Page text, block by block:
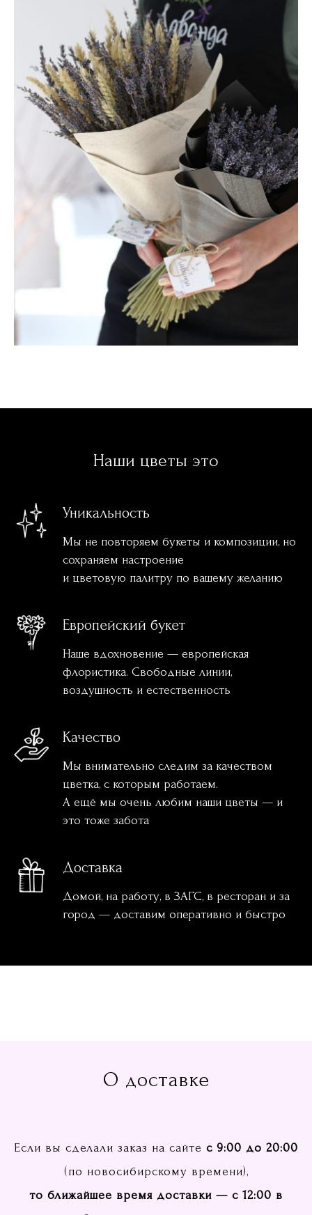
Наши цветы это
Уникальность
Мы не повторяем букеты и композиции, но
сохраняем настроение
и цветовую палитру по вашему желанию
Европейский букет
Наше вдохновение — европейская
флористика. Свободные линии,
воздушность и естественность
Качество
Мы внимательно следим за качеством
цветка, с которым работаем.
А ещё мы очень любим наши цветы — и
это тоже забота
Доставка
Домой, на работу, в ЗАГС, в ресторан и за
город — доставим оперативно и быстро
О доставке
Если вы сделали заказ на сайте с 9:00 до 20:00
(по новосибирскому времени),
то ближайшее время доставки — с 12:00 в